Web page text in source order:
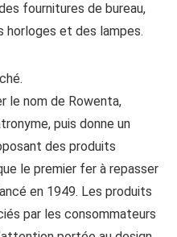
fournitures de bureau,
horloges et des lampes.
le nom de Rowenta,
puis donne un
des produits
le premier fer à repasser
en 1949. Les produits
par les consommateurs